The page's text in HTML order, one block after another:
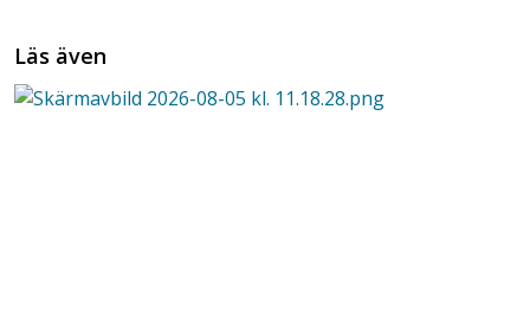
Läs även